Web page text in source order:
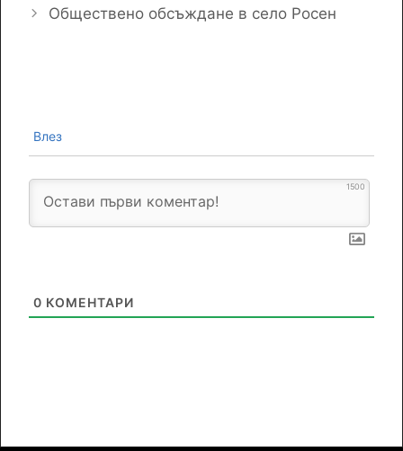
Обществено обсъждане в село Росен
Влез
1500
0 КОМЕНТАРИ